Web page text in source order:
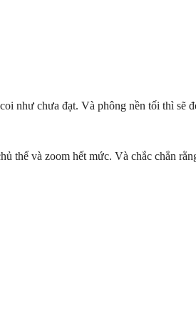
như chưa đạt. Và phông nền tối thì sẽ
thể và zoom hết mức. Và chắc chắn